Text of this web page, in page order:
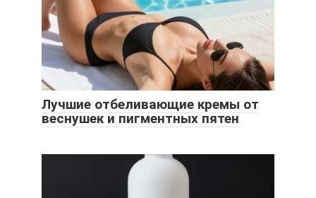
Лучшие отбеливающие кремы от
веснушек и пигментных пятен